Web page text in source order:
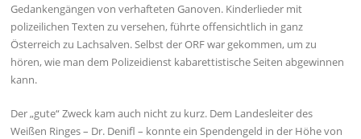
Gedankengängen von verhafteten Ganoven. Kinderlieder mit
polizeilichen Texten zu versehen, führte offensichtlich in ganz
Österreich zu Lachsalven. Selbst der ORF war gekommen, um zu
hören, wie man dem Polizeidienst kabarettistische Seiten abgewinnen
kann.
Der „gute“ Zweck kam auch nicht zu kurz. Dem Landesleiter des
Weißen Ringes – Dr. Denifl – konnte ein Spendengeld in der Höhe von